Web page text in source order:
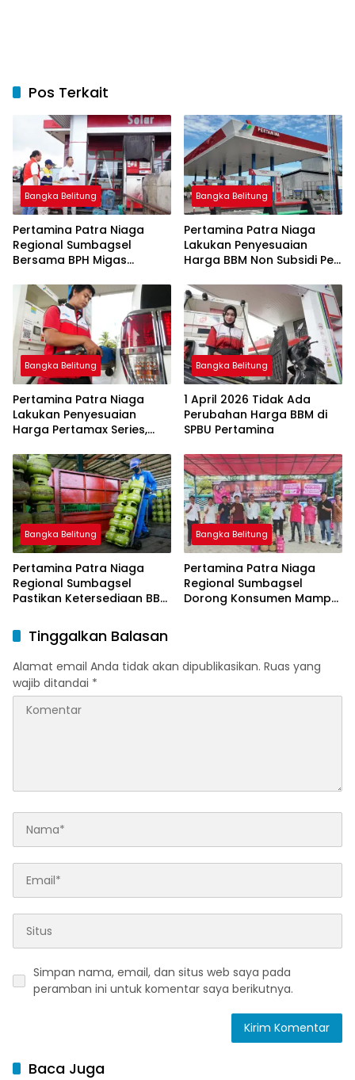
Pos Terkait
Bangka Belitung
Pertamina Patra Niaga
Regional Sumbagsel
Bersama BPH Migas
Penyaluran BBM Subsidi
bagi Nelayan melalui
Aplikasi XSTAR
Bangka Belitung
Pertamina Patra Niaga
Lakukan Penyesuaian
Harga BBM Non Subsidi Per
Bangka Belitung
Pertamina Patra Niaga
Lakukan Penyesuaian
Harga Pertamax Series,
Subsidi Tetap
Bangka Belitung
1 April 2026 Tidak Ada
Perubahan Harga BBM di
SPBU Pertamina
Bangka Belitung
Pertamina Patra Niaga
Regional Sumbagsel
Pastikan Ketersediaan BBM
Ramadan dan Menjelang
Idulfitri
Bangka Belitung
Pertamina Patra Niaga
Regional Sumbagsel
Dorong Konsumen Mampu
Tinggalkan Balasan
Alamat email Anda tidak akan dipublikasikan. Ruas yang
wajib ditandai *
Simpan nama, email, dan situs web saya pada
peramban ini untuk komentar saya berikutnya.
Baca Juga